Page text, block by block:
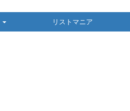
リストマニア